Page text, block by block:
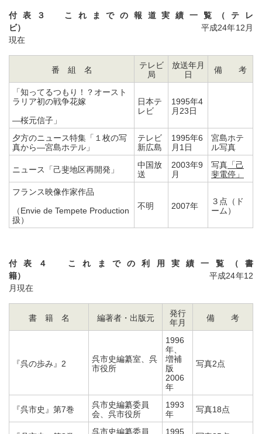
付表３ これまでの報道実績一覧（テレ
ビ） 平成24年12月
現在
番 組 名
テレビ
局
放送年月
日
備 考
「知ってるつもり！？オースト
ラリア初の戦争花嫁
―桜元信子」
日本テ
レビ
1995年4
月23日
夕方のニュース特集「１枚の写
真から―宮島ホテル」
テレビ
新広島
1995年6
月1日
宮島ホテ
ル写真
ニュース「己斐地区再開発」
中国放
送
2003年9
月
写真 「己
斐電停」
フランス映像作家作品
（Envie de Tempete Production
扱）
不明 2007年
３点（ド
ーム）
付表４ これまでの利用実績一覧（書
籍）
平成24年12
月現在
書 籍 名 編著者・出版元
発行
年月
備 考
『呉の歩み』2
呉市史編纂室、呉
市役所
1996
年、
増補
版
2006
年
写真2点
『呉市史』第7巻
呉市史編纂委員
会、呉市役所
1993
年
写真18点
呉市史編纂委員
1995